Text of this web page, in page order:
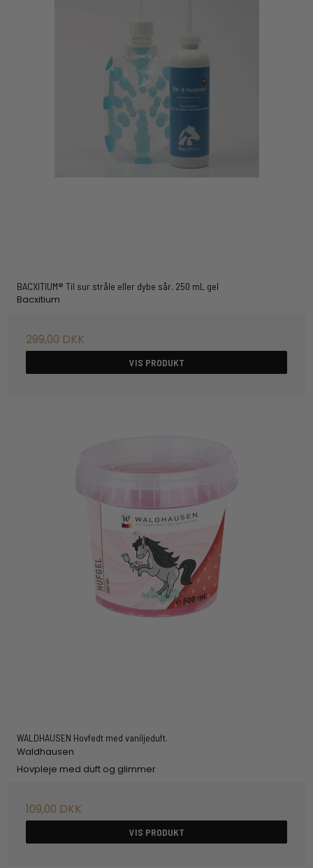
BACXITIUM® Til sur stråle eller dybe sår. 250 mL gel
Bacxitium
299,00 DKK
VIS PRODUKT
WALDHAUSEN Hovfedt med vaniljeduft.
Waldhausen
Hovpleje med duft og glimmer
109,00 DKK
VIS PRODUKT